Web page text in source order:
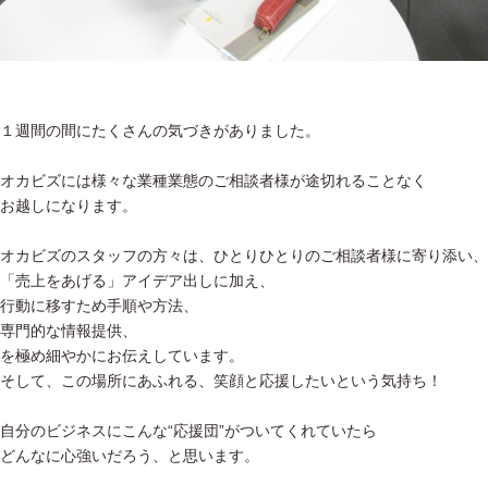
１週間の間にたくさんの気づきがありました。
オカビズには様々な業種業態のご相談者様が途切れることなく
お越しになります。
オカビズのスタッフの方々は、ひとりひとりのご相談者様に寄り添い、
「売上をあげる」アイデア出しに加え、
行動に移すため手順や方法、
専門的な情報提供、
を極め細やかにお伝えしています。
そして、この場所にあふれる、笑顔と応援したいという気持ち！
自分のビジネスにこんな“応援団”がついてくれていたら
どんなに心強いだろう、と思います。